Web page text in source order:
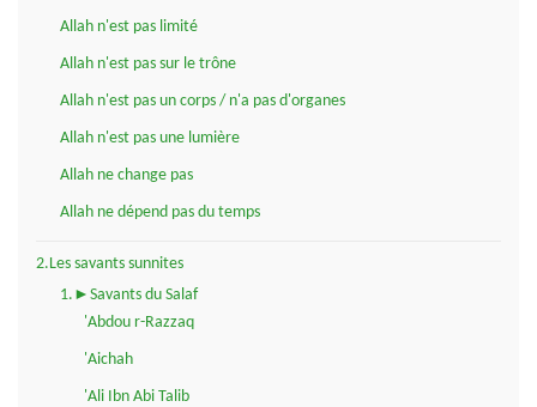
Allah n'est pas limité
Allah n'est pas sur le trône
Allah n'est pas un corps / n'a pas d'organes
Allah n'est pas une lumière
Allah ne change pas
Allah ne dépend pas du temps
2.Les savants sunnites
1.►Savants du Salaf
'Abdou r-Razzaq
'Aichah
'Ali Ibn Abi Talib